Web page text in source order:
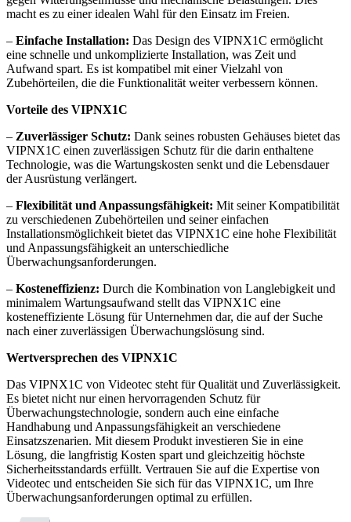
macht es zu einer idealen Wahl für den Einsatz im Freien.
– Einfache Installation: Das Design des VIPNX1C ermöglicht
eine schnelle und unkomplizierte Installation, was Zeit und
Aufwand spart. Es ist kompatibel mit einer Vielzahl von
Zubehörteilen, die die Funktionalität weiter verbessern können.
Vorteile des VIPNX1C
– Zuverlässiger Schutz: Dank seines robusten Gehäuses bietet das
VIPNX1C einen zuverlässigen Schutz für die darin enthaltene
Technologie, was die Wartungskosten senkt und die Lebensdauer
der Ausrüstung verlängert.
– Flexibilität und Anpassungsfähigkeit: Mit seiner Kompatibilität
zu verschiedenen Zubehörteilen und seiner einfachen
Installationsmöglichkeit bietet das VIPNX1C eine hohe Flexibilität
und Anpassungsfähigkeit an unterschiedliche
Überwachungsanforderungen.
– Kosteneffizienz: Durch die Kombination von Langlebigkeit und
minimalem Wartungsaufwand stellt das VIPNX1C eine
kosteneffiziente Lösung für Unternehmen dar, die auf der Suche
nach einer zuverlässigen Überwachungslösung sind.
Wertversprechen des VIPNX1C
Das VIPNX1C von Videotec steht für Qualität und Zuverlässigkeit.
Es bietet nicht nur einen hervorragenden Schutz für
Überwachungstechnologie, sondern auch eine einfache
Handhabung und Anpassungsfähigkeit an verschiedene
Einsatzszenarien. Mit diesem Produkt investieren Sie in eine
Lösung, die langfristig Kosten spart und gleichzeitig höchste
Sicherheitsstandards erfüllt. Vertrauen Sie auf die Expertise von
Videotec und entscheiden Sie sich für das VIPNX1C, um Ihre
Überwachungsanforderungen optimal zu erfüllen.